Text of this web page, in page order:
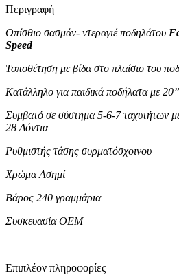
Περιγραφή
Οπίσθιο σασμάν- ντεραγιέ ποδηλάτου
Speed
Τοποθέτηση με βίδα στο πλαίσιο του
Κατάλληλο για παιδικά ποδήλατα με
Συμβατό σε σύστημα 5-6-7 ταχυτήτων
28 Δόντια
Ρυθμιστής τάσης συρματόσχοινου
Χρώμα Ασημί
Βάρος 240 γραμμάρια
Συσκευασία OEM
Επιπλέον πληροφορίες